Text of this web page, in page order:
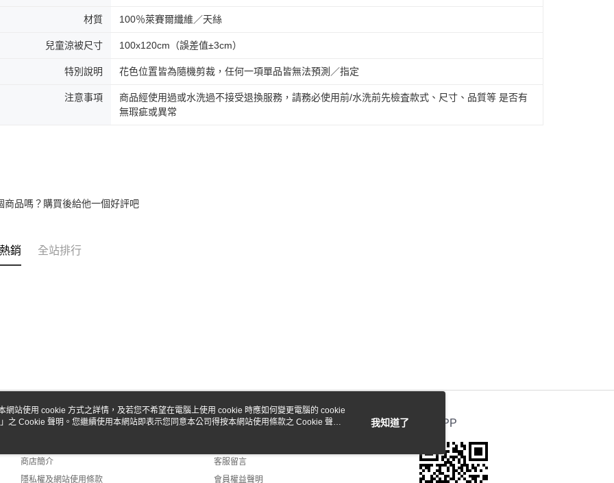
材質 100％萊賽爾纖維／天絲
兒童涼被尺寸 100x120cm（誤差值±3cm）
特別說明 花色位置皆為隨機剪裁，任何一項單品皆無法預測／指定
注意事項
商品經使用過或水洗過不接受退換服務，請務必使用前/水洗前先檢査款式、尺寸、品質等 是否有
無瑕疵或異常
商品嗎？購買後給他一個好評吧
銷 全站排行
關於我們
商店簡介
隱私權及網站使用條款
客服資訊
客服留言
會員權益聲明
官方APP
網站使用 cookie 方式之詳情，及若您不希望在電腦上使用 cookie 時應如何變更電腦的 cookie
」之 Cookie 聲明。您繼續使用本網站即表示您同意本公司得按本網站使用條款之 Cookie 聲明
我知道了